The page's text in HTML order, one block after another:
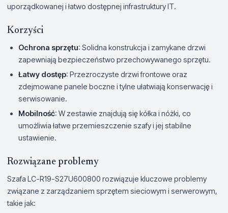
uporządkowanej i łatwo dostępnej infrastruktury IT.
Korzyści
Ochrona sprzętu: Solidna konstrukcja i zamykane drzwi
zapewniają bezpieczeństwo przechowywanego sprzętu.
Łatwy dostęp: Przezroczyste drzwi frontowe oraz
zdejmowane panele boczne i tylne ułatwiają konserwację i
serwisowanie.
Mobilność: W zestawie znajdują się kółka i nóżki, co
umożliwia łatwe przemieszczenie szafy i jej stabilne
ustawienie.
Rozwiązane problemy
Szafa LC-R19-S27U600800 rozwiązuje kluczowe problemy
związane z zarządzaniem sprzętem sieciowym i serwerowym,
takie jak: